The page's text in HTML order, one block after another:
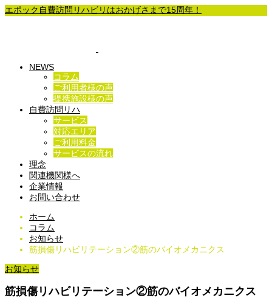
エポック自費訪問リハビリはおかげさまで15周年！
NEWS
コラム
ご利用者様の声
提携施設様の声
自費訪問リハ
サービス
対応エリア
ご利用料金
サービスの流れ
理念
関連機関様へ
企業情報
お問い合わせ
ホーム
コラム
お知らせ
筋損傷リハビリテーション②筋のバイオメカニクス
お知らせ
筋損傷リハビリテーション②筋のバイオメカニクス